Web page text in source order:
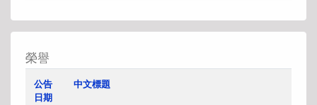
榮譽
公告
日期
中文標題